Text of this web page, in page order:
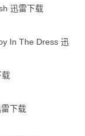
迅雷下载
In The Dress 迅
载
雷下载